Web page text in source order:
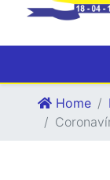
Home